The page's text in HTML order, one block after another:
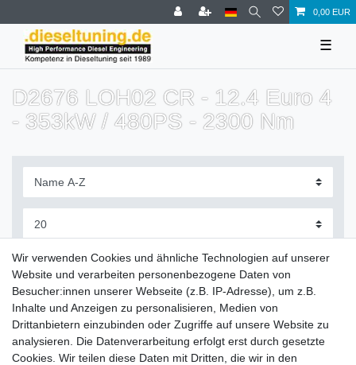
0,00 EUR
☰
D2676 LOH02 CR - 12.4 Euro 4
- 353kW / 480PS - 2300 Nm
Filter
Zahlung und Versand
Wir verwenden Cookies und ähnliche Technologien auf unserer
Website und verarbeiten personenbezogene Daten von
Besucher:innen unserer Webseite (z.B. IP-Adresse), um z.B.
Inhalte und Anzeigen zu personalisieren, Medien von
Drittanbietern einzubinden oder Zugriffe auf unsere Website zu
analysieren. Die Datenverarbeitung erfolgt erst durch gesetzte
Cookies. Wir teilen diese Daten mit Dritten, die wir in den